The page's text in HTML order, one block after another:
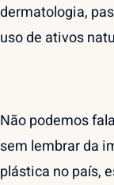
dermatologia,
uso de ativos
Não podemos
sem lembrar da
plástica no país,